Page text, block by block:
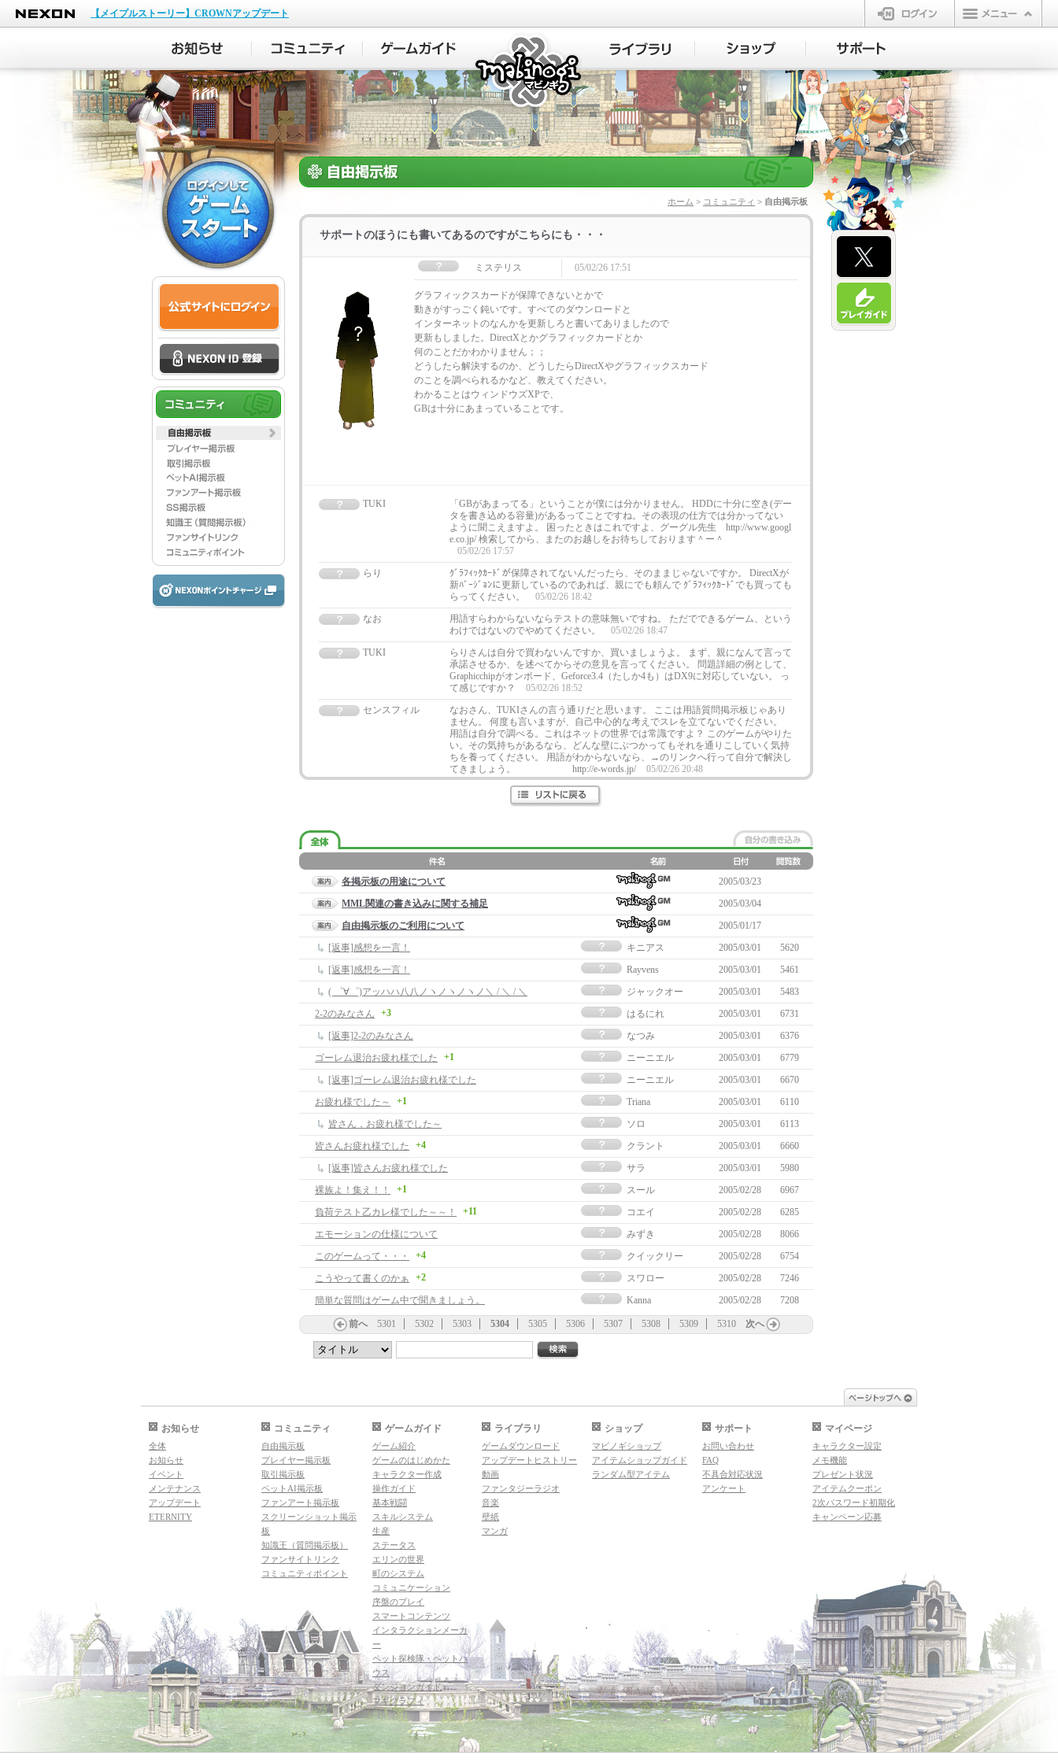
NEXON
【メイプルストーリー】CROWNアップデート
ログイン
マビノギ
ホーム > コミュニティ > 自由掲示板
サポートのほうにも書いてあるのですがこちらにも・・・
ミステリス 05/02/26 17:51
グラフィックスカードが保障できないとかで
動きがすっごく鈍いです。すべてのダウンロードと
インターネットのなんかを更新しろと書いてありましたので
更新もしました。DirectXとかグラフィックカードとか
何のことだかわかりません；；
どうしたら解決するのか、どうしたらDirectXやグラフィックスカード
のことを調べられるかなど、教えてください。
わかることはウィンドウズXPで、
GBは十分にあまっていることです。
TUKI
「GBがあまってる」ということが僕には分かりません。 HDDに十分に空き(デー
タを書き込める容量)があるってことですね。その表現の仕方では分かってない
ように聞こえますよ。 困ったときはこれですよ、グーグル先生 http://www.googl
e.co.jp/ 検索してから、またのお越しをお待ちしております＾ー＾
05/02/26 17:57
らり
ｸﾞﾗﾌｨｯｸｶｰﾄﾞが保障されてないんだったら、そのままじゃないですか。 DirectXが
新ﾊﾞｰｼﾞｮﾝに更新しているのであれば、親にでも頼んで ｸﾞﾗﾌｨｯｸｶｰﾄﾞでも買っても
らってください。
05/02/26 18:42
なお
用語すらわからないならテストの意味無いですね。 ただでできるゲーム、という
わけではないのでやめてください。
05/02/26 18:47
TUKI
らりさんは自分で買わないんですか、買いましょうよ。 まず、親になんて言って
承諾させるか、を述べてからその意見を言ってください。 問題詳細の例として、
Graphicchipがオンボード、Geforce3.4（たしか4も）はDX9に対応していない。 っ
て感じですか？
05/02/26 18:52
センスフィル
なおさん、TUKIさんの言う通りだと思います。 ここは用語質問掲示板じゃあり
ません。 何度も言いますが、自己中心的な考えでスレを立てないでください。
用語は自分で調べる。これはネットの世界では常識ですよ？ このゲームがやりた
い。その気持ちがあるなら、どんな壁にぶつかってもそれを通りこしていく気持
ちを養ってください。 用語がわからないなら、→のリンクへ行って自分で解決し
てきましょう。 http://e-words.jp/
05/02/26 20:48
各掲示板の用途について
2005/03/23
MML関連の書き込みに関する補足
2005/03/04
自由掲示板のご利用について
2005/01/17
[返事]感想を一言！
キニアス 2005/03/01
5620
[返事]感想を一言！
Rayvens 2005/03/01
5461
( ゜∀゜)アッハハ八八ノヽノヽノヽノ＼ / ＼ / ＼
ジャックオー 2005/03/01
5483
2-2のみなさん
+3 はるにれ 2005/03/01
6731
[返事]2-2のみなさん
なつみ 2005/03/01
6376
ゴーレム退治お疲れ様でした
+1 ニーニエル 2005/03/01
6779
[返事]ゴーレム退治お疲れ様でした
ニーニエル 2005/03/01
6670
お疲れ様でした～
+1 Triana 2005/03/01
6110
皆さん，お疲れ様でした～
ソロ 2005/03/01
6113
皆さんお疲れ様でした
+4 クラント 2005/03/01
6660
[返事]皆さんお疲れ様でした
サラ 2005/03/01
5980
裸族よ！集え！！
+1 スール 2005/02/28
6967
負荷テスト乙カレ様でした～～！
+11 コエイ 2005/02/28
6285
エモーションの仕様について
みずき 2005/02/28
8066
このゲームって・・・
+4 クイックリー 2005/02/28
6754
こうやって書くのかぁ
+2 スワロー 2005/02/28
7246
簡単な質問はゲーム中で聞きましょう。
Kanna 2005/02/28 7208
前へ 5301 5302 5303 5304 5305 5306 5307 5308 5309 5310 次へ
お知らせ
全体
お知らせ
イベント
メンテナンス
アップデート
ETERNITY
コミュニティ
自由掲示板
プレイヤー掲示板
取引掲示板
ペットAI掲示板
ファンアート掲示板
スクリーンショット掲示
板
知識王（質問掲示板）
ファンサイトリンク
コミュニティポイント
ゲームガイド
ゲーム紹介
ゲームのはじめかた
キャラクター作成
操作ガイド
基本戦闘
スキルシステム
生産
ステータス
エリンの世界
町のシステム
コミュニケーション
序盤のプレイ
スマートコンテンツ
インタラクションメーカ
ー
ペット探検隊・ペットハ
ウス
ダンジョンガイド
マギグラフィ
ライブラリ
ゲームダウンロード
アップデートヒストリー
動画
ファンタジーラジオ
音楽
壁紙
マンガ
ショップ
マビノギショップ
アイテムショップガイド
ランダム型アイテム
サポート
お問い合わせ
FAQ
不具合対応状況
アンケート
マイページ
キャラクター設定
メモ機能
プレゼント状況
アイテムクーポン
2次パスワード初期化
キャンペーン応募